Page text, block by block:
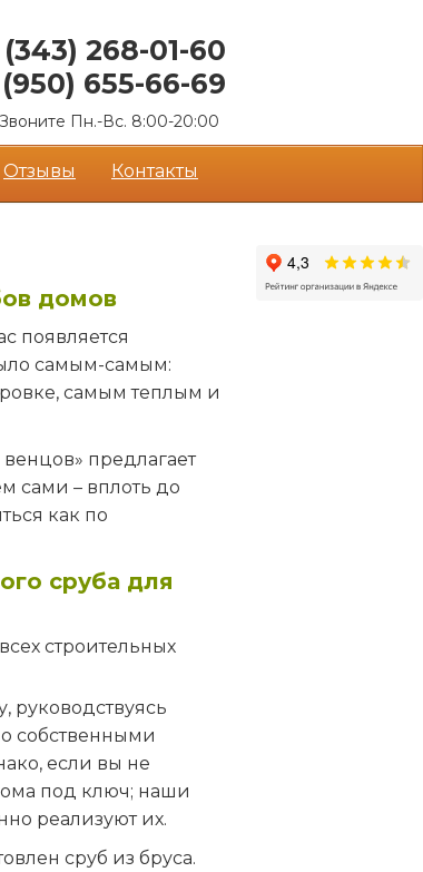
Звоните Пн.-Вс. 8:00-20:00
268-01-60
655-66-69
Отзывы Контакты
домов
появляется
самым-самым:
самым теплым и
предлагает
сами – вплоть до
как по
сруба для
строительных
руководствуясь
собственными
если вы не
под ключ; наши
реализуют их.
сруб из бруса.